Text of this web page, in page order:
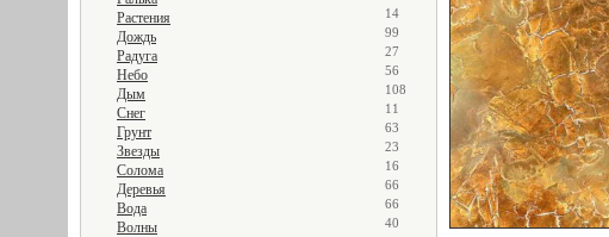
Растения 14
Дождь 99
Радуга 27
Небо 56
Дым 108
Снег 11
Грунт 63
Звезды 23
Солома 16
Деревья 66
Вода 66
Волны 40